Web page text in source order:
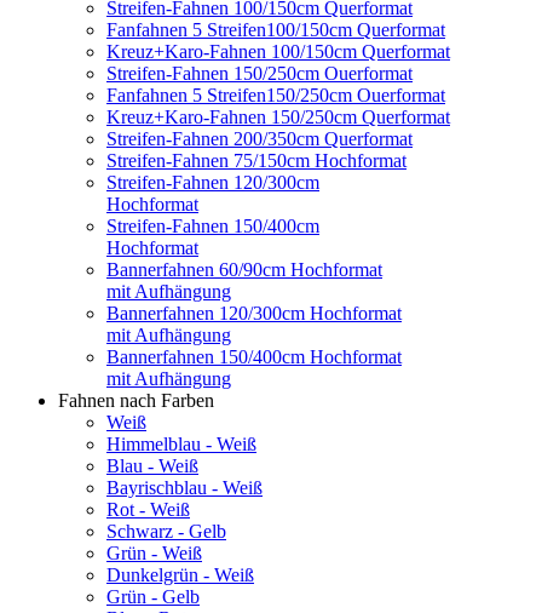
Streifen-Fahnen 100/150cm Querformat
Fanfahnen 5 Streifen100/150cm Querformat
Kreuz+Karo-Fahnen 100/150cm Querformat
Streifen-Fahnen 150/250cm Ouerformat
Fanfahnen 5 Streifen150/250cm Ouerformat
Kreuz+Karo-Fahnen 150/250cm Querformat
Streifen-Fahnen 200/350cm Querformat
Streifen-Fahnen 75/150cm Hochformat
Streifen-Fahnen 120/300cm
Hochformat
Streifen-Fahnen 150/400cm
Hochformat
Bannerfahnen 60/90cm Hochformat
mit Aufhängung
Bannerfahnen 120/300cm Hochformat
mit Aufhängung
Bannerfahnen 150/400cm Hochformat
mit Aufhängung
Fahnen nach Farben
Weiß
Himmelblau - Weiß
Blau - Weiß
Bayrischblau - Weiß
Rot - Weiß
Schwarz - Gelb
Grün - Weiß
Dunkelgrün - Weiß
Grün - Gelb